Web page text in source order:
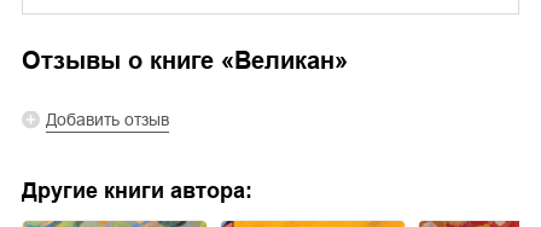
Отзывы о книге « Великан»
Добавить отзыв
Другие книги автора: